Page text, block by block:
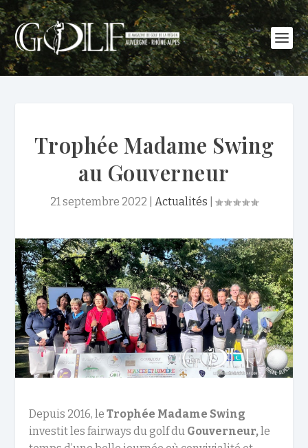
Trophée Madame Swing
au Gouverneur
21 septembre 2022 Actualités
Depuis 2016, leTrophée Madame Swing
investit les fairways du golf du Gouverneur, le